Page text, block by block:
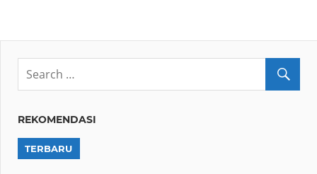
REKOMENDASI
TERBARU